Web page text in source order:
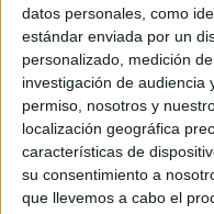
datos personales, como
estándar enviada por un
personalizado, medición
investigación de audiencia
permiso, nosotros y
localización geográfica
características de
su consentimiento a
que llevemos a cabo el
vallado.
En concreto, tal y como
Dirección General de la
indemnizar entre todos
euros por los daños que
pantalones, guantes de